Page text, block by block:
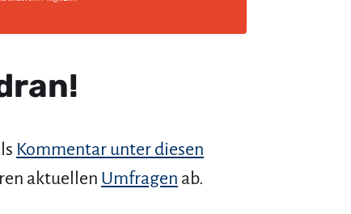
Kommentar unter diesen
aktuellen Umfragen ab.